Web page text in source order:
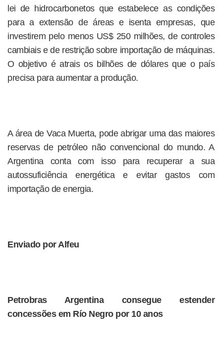
lei de hidrocarbonetos que estabelece as condições
para a extensão de áreas e isenta empresas, que
investirem pelo menos US$ 250 milhões, de controles
cambiais e de restrição sobre importação de máquinas.
O objetivo é atrais os bilhões de dólares que o país
precisa para aumentar a produção.
A área de Vaca Muerta, pode abrigar uma das maiores
reservas de petróleo não convencional do mundo. A
Argentina conta com isso para recuperar a sua
autossuficiência energética e evitar gastos com
importação de energia.
Enviado por Alfeu
Petrobras Argentina consegue estender
concessões em Río Negro por 10 anos